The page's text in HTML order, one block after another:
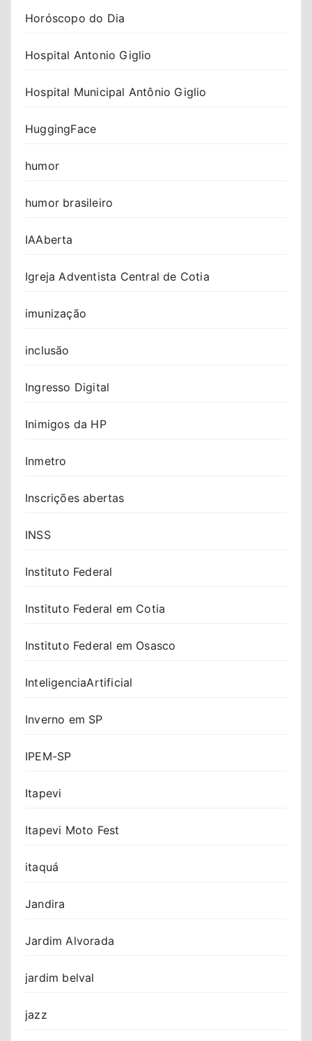
Horóscopo do Dia
Hospital Antonio Giglio
Hospital Municipal Antônio Giglio
HuggingFace
humor
humor brasileiro
IAAberta
Igreja Adventista Central de Cotia
imunização
inclusão
Ingresso Digital
Inimigos da HP
Inmetro
Inscrições abertas
INSS
Instituto Federal
Instituto Federal em Cotia
Instituto Federal em Osasco
InteligenciaArtificial
Inverno em SP
IPEM-SP
Itapevi
Itapevi Moto Fest
itaquá
Jandira
Jardim Alvorada
jardim belval
jazz